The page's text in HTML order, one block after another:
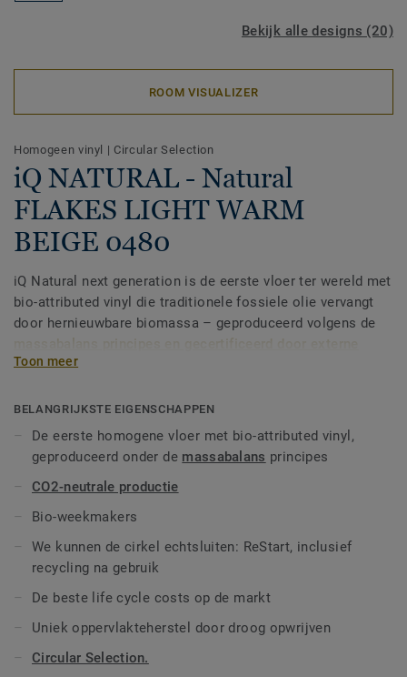
Bekijk alle designs (20)
ROOM VISUALIZER
Homogeen vinyl | Circular Selection
iQ NATURAL - Natural
FLAKES LIGHT WARM
BEIGE 0480
iQ Natural next generation is de eerste vloer ter wereld met
bio-attributed vinyl die traditionele fossiele olie vervangt
door hernieuwbare biomassa – geproduceerd volgens de
massabalans principes en gecertificeerd door externe
auditors. iQ Natural biedt architecten, ontwerpers en
laagste CO2-voetafdrukken op de markt binnen de
categorie homogene vloeren. Over de volledige
productlevenscyclus zorgt iQ Natural voor meer dan 60%
reductie van broeikasgasuitstoot in vergelijking met een
gemiddelde, op fossiele brandstoffen gebaseerde
homogene vinylvloer.*
Selection.**Gebaseerd op modules A, C en D (levenscyclus
zonder onderhoud) voor onze EPD n°S-P-01508, vergeleken
met de generieke EPD ERF20180176-CCI1-EN.
Toon meer
BELANGRIJKSTE EIGENSCHAPPEN
De eerste homogene vloer met bio-attributed vinyl,
geproduceerd onder de massabalans principes
CO2-neutrale productie
Bio-weekmakers
We kunnen de cirkel echtsluiten: ReStart, inclusief
recycling na gebruik
De beste life cycle costs op de markt
Uniek oppervlakteherstel door droog opwrijven
Circular Selection.